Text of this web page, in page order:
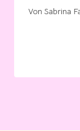
Von Sabrina